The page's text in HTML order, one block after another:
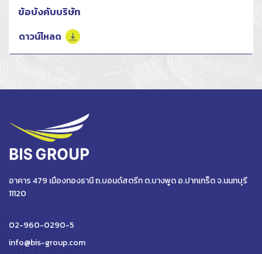
ข้อบังคับบริษัท
ดาวน์โหลด
อาคาร 479 เมืองทองธานี ถ.บอนด์สตรีท ต.บางพูด อ.ปากเกร็ด จ.นนทบุรี
11120
02-960-0290-5
info@bis-group.com